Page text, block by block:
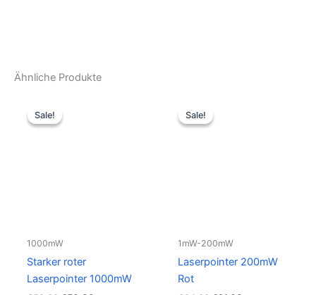
Ähnliche Produkte
Sale!
Sale!
1000mW
Starker roter
Laserpointer 1000mW
war:
Sale!
Sale!
1mW-200mW
Laserpointer 200mW
Rot
war: